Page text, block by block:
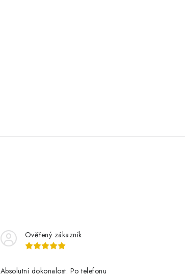
Ověřený zákazník
Absolutní dokonalost. Po telefonu